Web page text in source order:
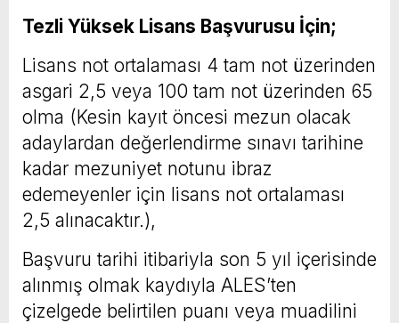
Tezli Yüksek Lisans Başvurusu İçin;
Lisans not ortalaması 4 tam not üzerinden
asgari 2,5 veya 100 tam not üzerinden 65
olma (Kesin kayıt öncesi mezun olacak
adaylardan değerlendirme sınavı tarihine
kadar mezuniyet notunu ibraz
edemeyenler için lisans not ortalaması
2,5 alınacaktır.),
Başvuru tarihi itibariyla son 5 yıl içerisinde
alınmış olmak kaydıyla ALES’ten
çizelgede belirtilen puanı veya muadilini